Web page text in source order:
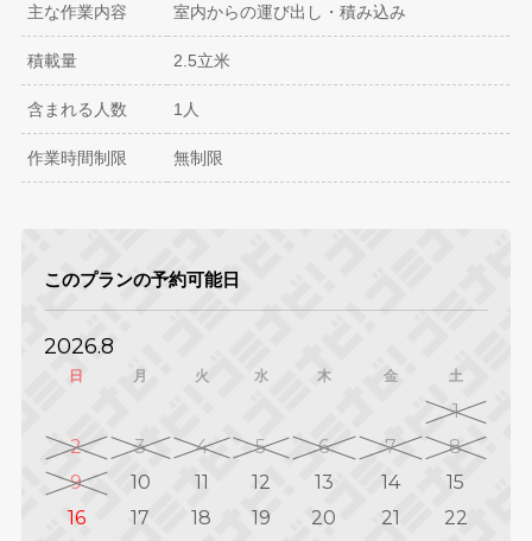
主な作業内容 室内からの運び出し・積み込み
積載量 2.5立米
含まれる人数 1人
作業時間制限 無制限
このプランの予約可能日
2026.8
日 月 火 水 木 金 土
1
2
3 4 5 6 7
8
9
10 11 12 13 14
15
16
17 18 19 20 21
22